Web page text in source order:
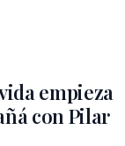
empieza
con Pilar